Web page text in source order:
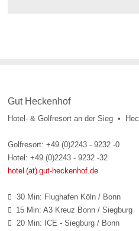
Gut Heckenhof
Hotel- & Golfresort an der Sieg •
Golfresort: +49 (0)2243 - 9232 -0
Hotel: +49 (0)2243 - 9232 -32
hotel (at) gut-heckenhof.de
 30 Min: Flughafen Köln / Bonn
 15 Min: A3 Kreuz Bonn / Siegburg
 20 Min: ICE - Siegburg / Bonn